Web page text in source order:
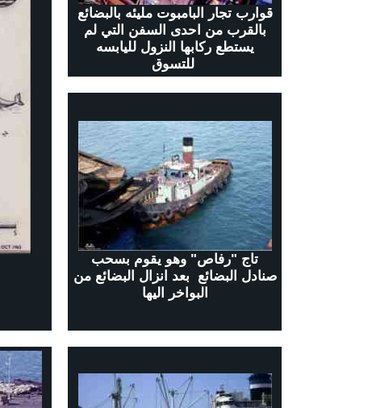
قوارب تجار البامبوت مليئه بالبضائع
بالقرب من احدى السفن التي لم
يستطع ركابها النزول لليابسه
للتسوق
تاج "رفاص" وهو يقوم بسحب
صنادل البضائع بعد انزال البضائع من
البواخر اليها